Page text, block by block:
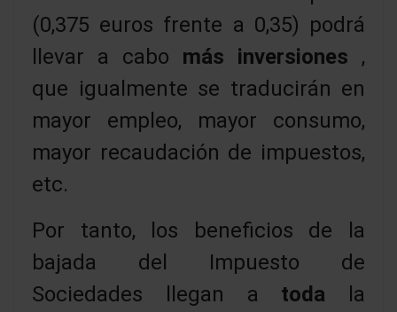
(0,375 euros frente a 0,35) podrá
llevar a cabo más inversiones ,
que igualmente se traducirán en
mayor empleo, mayor consumo,
mayor recaudación de impuestos,
etc.
Por tanto, los beneficios de la
bajada del Impuesto de
Sociedades llegan a toda la